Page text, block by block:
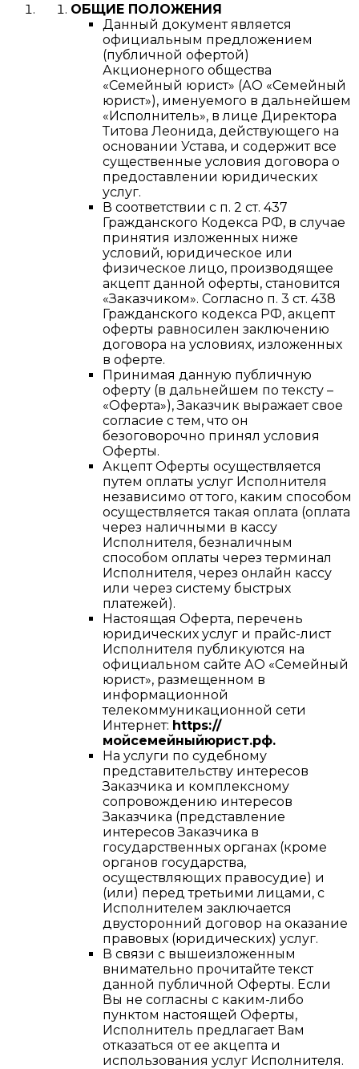
ОБЩИЕ ПОЛОЖЕНИЯ
Данный документ является
официальным предложением
(публичной офертой)
Акционерного общества
«Семейный юрист» (АО «Семейный
юрист»), именуемого в дальнейшем
«Исполнитель», в лице Директора
Титова Леонида, действующего на
основании Устава, и содержит все
существенные условия договора о
предоставлении юридических
услуг.
В соответствии с п. 2 ст. 437
Гражданского Кодекса РФ, в случае
принятия изложенных ниже
условий, юридическое или
физическое лицо, производящее
акцепт данной оферты, становится
«Заказчиком». Согласно п. 3 ст. 438
Гражданского кодекса РФ, акцепт
оферты равносилен заключению
договора на условиях, изложенных
в оферте.
Принимая данную публичную
оферту (в дальнейшем по тексту –
«Оферта»), Заказчик выражает свое
согласие с тем, что он
безоговорочно принял условия
Оферты.
Акцепт Оферты осуществляется
путем оплаты услуг Исполнителя
независимо от того, каким способом
осуществляется такая оплата (оплата
через наличными в кассу
Исполнителя, безналичным
способом оплаты через терминал
Исполнителя, через онлайн кассу
или через систему быстрых
платежей).
Настоящая Оферта, перечень
юридических услуг и прайс-лист
Исполнителя публикуются на
официальном сайте АО «Семейный
юрист», размещенном в
информационной
телекоммуникационной сети
Интернет: https://
мойсемейныйюрист.рф.
На услуги по судебному
представительству интересов
Заказчика и комплексному
сопровождению интересов
Заказчика (представление
интересов Заказчика в
государственных органах (кроме
органов государства,
осуществляющих правосудие) и
(или) перед третьими лицами, с
Исполнителем заключается
двусторонний договор на оказание
правовых (юридических) услуг.
В связи с вышеизложенным
внимательно прочитайте текст
данной публичной Оферты. Если
Вы не согласны с каким-либо
пунктом настоящей Оферты,
Исполнитель предлагает Вам
отказаться от ее акцепта и
использования услуг Исполнителя.